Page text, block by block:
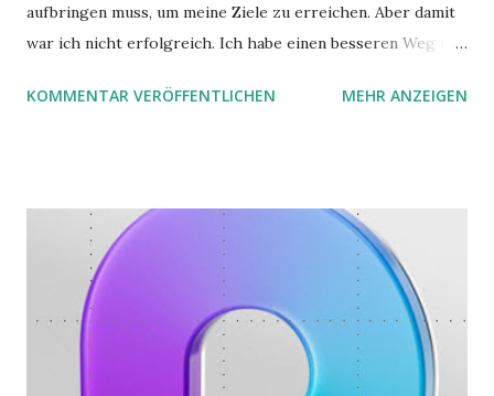
aufbringen muss, um meine Ziele zu erreichen. Aber damit
war ich nicht erfolgreich. Ich habe einen besseren Weg in
möchte. Darin habe ich zwei gute Begründungen gefunden,
KOMMENTAR VERÖFFENTLICHEN MEHR ANZEIGEN